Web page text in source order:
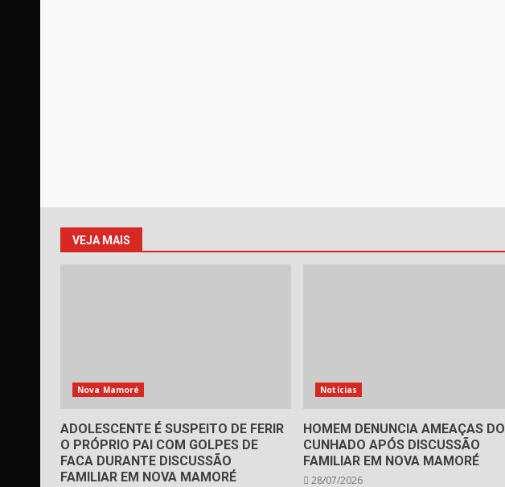
VEJA MAIS
Nova Mamoré
ADOLESCENTE É SUSPEITO DE FERIR
O PRÓPRIO PAI COM GOLPES DE
FACA DURANTE DISCUSSÃO
FAMILIAR EM NOVA MAMORÉ
Notícias
HOMEM DENUNCIA AMEAÇAS DO
CUNHADO APÓS DISCUSSÃO
FAMILIAR EM NOVA MAMORÉ
28/07/2026